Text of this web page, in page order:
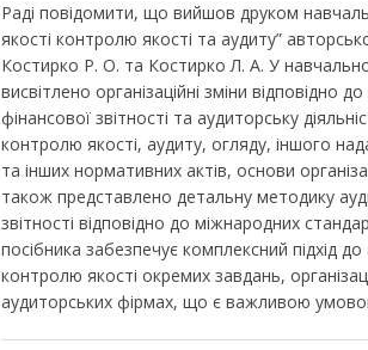
Раді повідомити, що вийшов друком
якості контролю якості та аудиту”
Костирко Р. О. та Костирко Л. А. У
висвітлено організаційні зміни відповідно
фінансової звітності та аудиторську
контролю якості, аудиту, огляду, іншого
та інших нормативних актів, основи
також представлено детальну методику
звітності відповідно до міжнародних
посібника забезпечує комплексний підхід
контролю якості окремих завдань,
аудиторських фірмах, що є важливою